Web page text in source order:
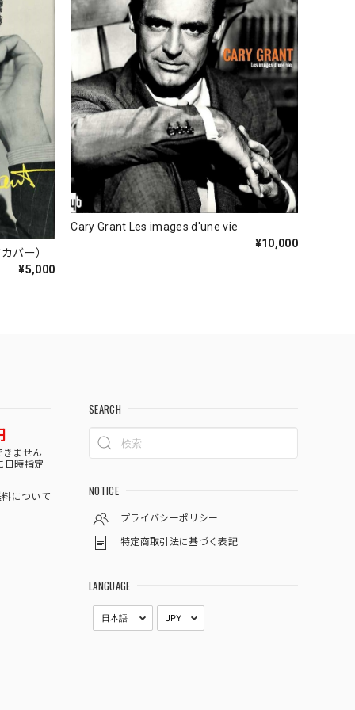
バー）
¥5,000
Cary Grant Les images d'une vie
¥10,000
きません
日時指定
について
SEARCH
NOTICE
プライバシーポリシー
特定商取引法に基づく表記
LANGUAGE